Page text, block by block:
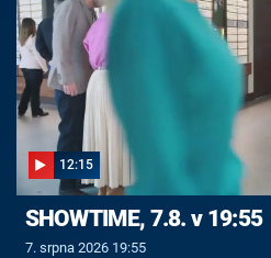
12:15
SHOWTIME, 7.8. v 19:55
7. srpna 2026 19:55